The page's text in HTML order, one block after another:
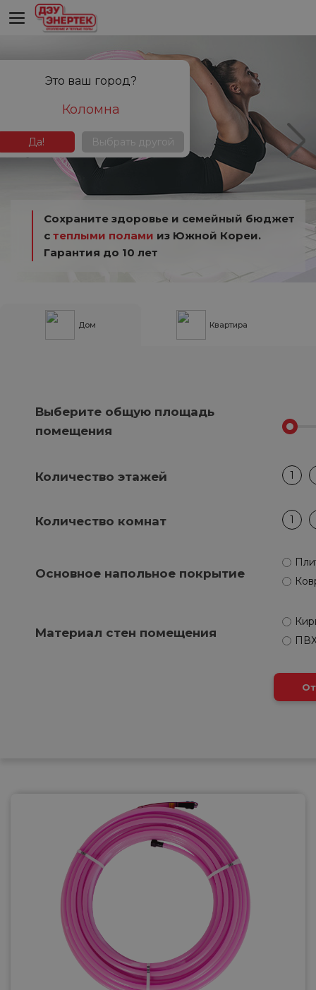
Сохраните здоровье и семейный бюджет
с теплыми полами из Южной Кореи.
Гарантия до 10 лет
Дом Квартира
Выберите общую площадь
помещения
Количество этажей 1
Количество комнат 1
Основное напольное покрытие
Материал стен помещения
Это ваш город?
Коломна
Да! Выбрать другой